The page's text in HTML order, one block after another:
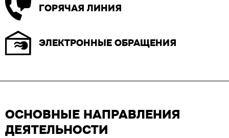
ГОРЯЧАЯ ЛИНИЯ
ЭЛЕКТРОННЫЕ ОБРАЩЕНИЯ
ОСНОВНЫЕ НАПРАВЛЕНИЯ
ДЕЯТЕЛЬНОСТИ